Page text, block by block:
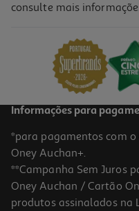
Recarga Fujifilm Instax Mini
11,99 €
consulte mais
Informações para
*para pagamentos com
Oney Auchan+.
**Campanha Sem Juros
Oney Auchan / Cartão
produtos assinalados na